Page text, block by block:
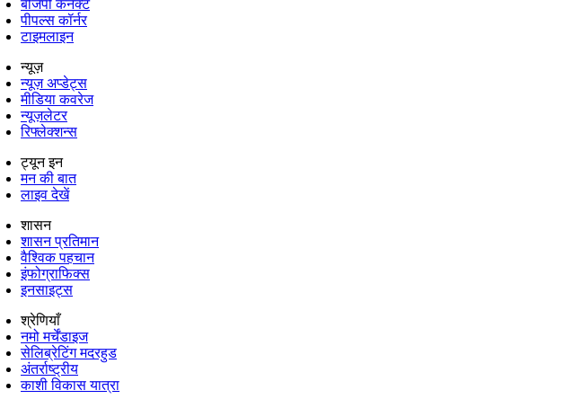
बीजेपी कनेक्ट
पीपल्स कॉर्नर
टाइमलाइन
न्यूज़
न्यूज़ अप्डेट्स
मीडिया कवरेज
न्यूज़लेटर
रिफ्लेक्शन्स
ट्यून इन
मन की बात
लाइव देखें
शासन
शासन प्रतिमान
वैश्विक पहचान
इंफोग्राफिक्स
इनसाइट्स
श्रेणियाँ
नमो मर्चेंडाइज
सेलिब्रेटिंग मदरहुड
अंतर्राष्‍ट्रीय
काशी विकास यात्रा